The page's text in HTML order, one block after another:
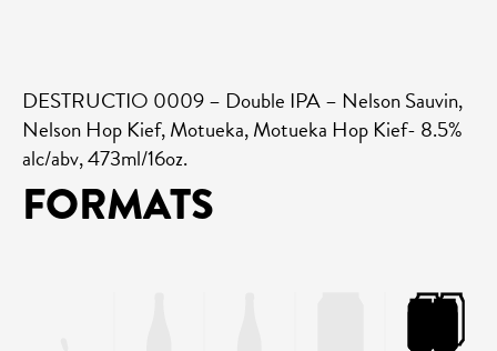
DESTRUCTIO 0009 – Double IPA – Nelson Sauvin,
Nelson Hop Kief, Motueka, Motueka Hop Kief- 8.5%
alc/abv, 473ml/16oz.
FORMATS